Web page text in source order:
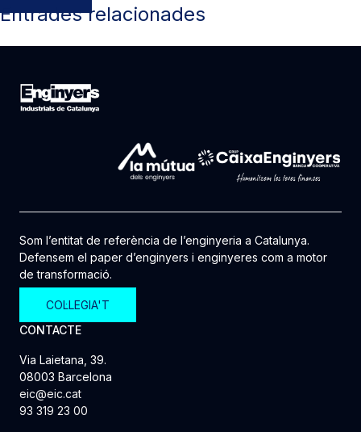
Entrades relacionades
Som l’entitat de referència de l’enginyeria a Catalunya.
Defensem el paper d’enginyers i enginyeres com a motor
de transformació.
COL·LEGIA'T
CONTACTE
Via Laietana, 39.
08003 Barcelona
eic@eic.cat
93 319 23 00